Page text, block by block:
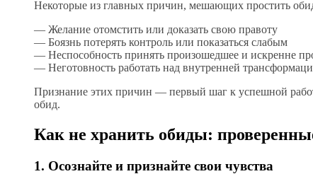
Некоторые из главных причин, мешающих простить
— Желание отомстить или доказать свою правоту
— Боязнь потерять контроль или показаться слабым
— Неспособность принять произошедшее и искренне
— Неготовность работать над внутренней
Признание этих причин — первый шаг к успешной
обид.
Как не хранить обиды:
1. Осознайте и признайте свои чувства